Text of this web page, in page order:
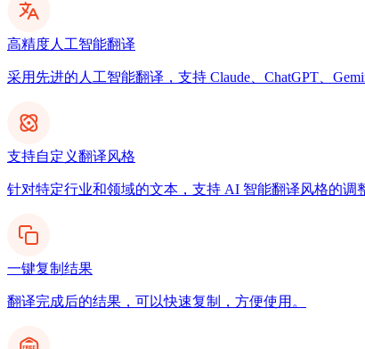
高精度人工智能翻译
采用先进的人工智能翻译，支持 Claude、ChatGPT、
支持自定义翻译风格
针对特定行业和领域的文本，支持 AI 智能翻译风格的调
一键复制结果
翻译完成后的结果，可以快速复制，方便使用。